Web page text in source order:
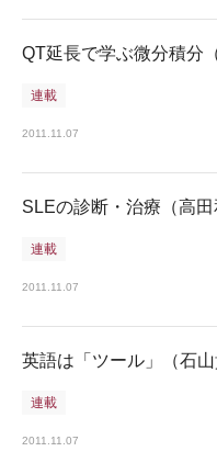
QT延長で学ぶ微分積分
連載
2011.11.07
SLEの診断・治療（高田
連載
2011.11.07
英語は「ツール」（石山
連載
2011.11.07